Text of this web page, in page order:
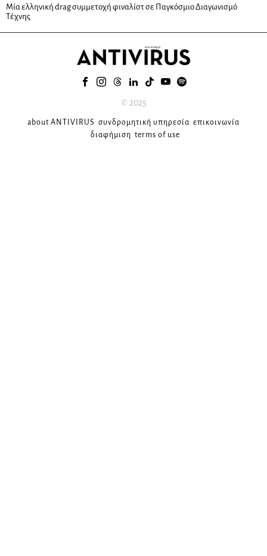
Μία ελληνική drag συμμετοχή φιναλίστ σε Παγκόσμιο Διαγωνισμό
Τέχνης
© 2025
about ANTIVIRUS συνδρομητική υπηρεσία επικοινωνία
διαφήμιση terms of use